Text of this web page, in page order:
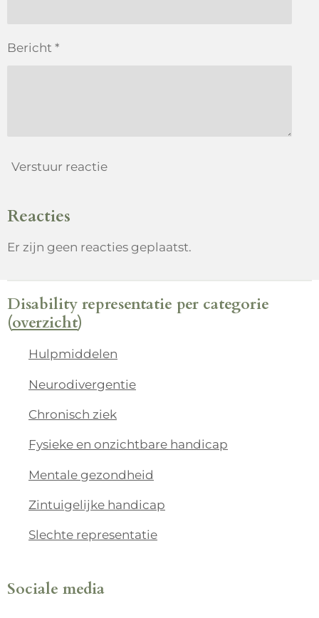
Bericht *
Verstuur reactie
Reacties
Er zijn geen reacties geplaatst.
Disability representatie per categorie
(overzicht)
Hulpmiddelen
Neurodivergentie
Chronisch ziek
Fysieke en onzichtbare handicap
Mentale gezondheid
Zintuigelijke handicap
Slechte representatie
Sociale media